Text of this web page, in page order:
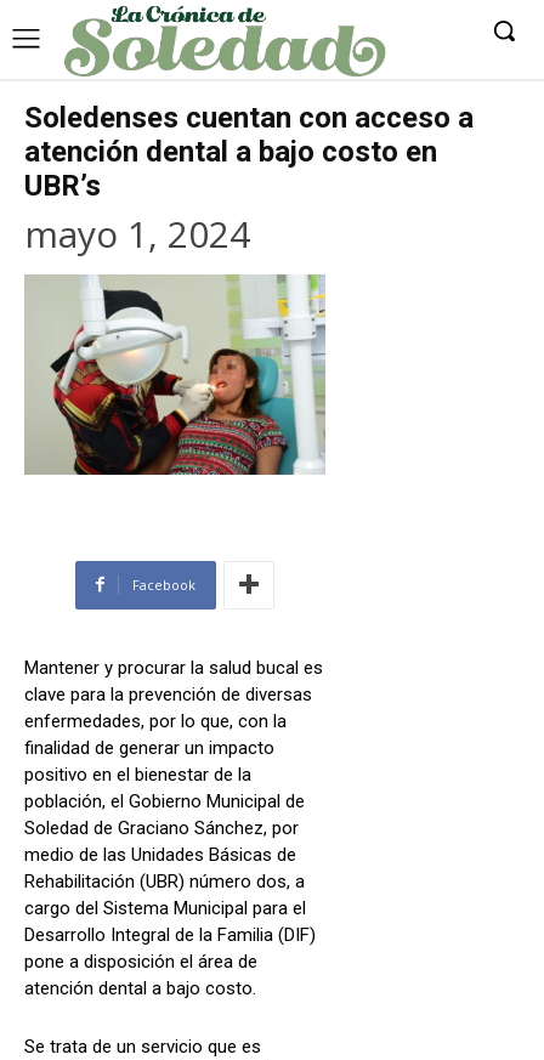
Soledenses cuentan con acceso a
atención dental a bajo costo en
UBR’s
mayo 1, 2024
Facebook
Mantener y procurar la salud bucal es
clave para la prevención de diversas
enfermedades, por lo que, con la
finalidad de generar un impacto
positivo en el bienestar de la
población, el Gobierno Municipal de
Soledad de Graciano Sánchez, por
medio de las Unidades Básicas de
Rehabilitación (UBR) número dos, a
cargo del Sistema Municipal para el
Desarrollo Integral de la Familia (DIF)
pone a disposición el área de
atención dental a bajo costo.
Se trata de un servicio que es